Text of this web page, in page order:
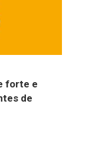
forte e
de